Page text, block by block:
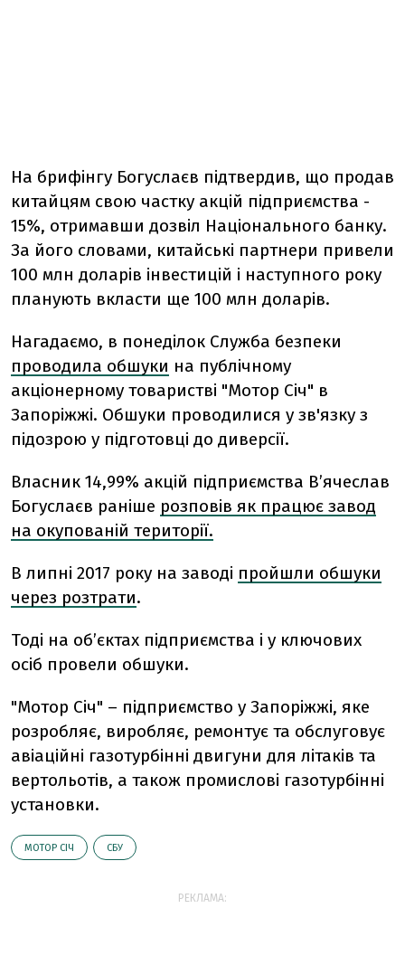
На брифінгу Богуслаєв підтвердив, що продав
китайцям свою частку акцій підприємства -
15%, отримавши дозвіл Національного банку.
За його словами, китайські партнери привели
100 млн доларів інвестицій і наступного року
планують вкласти ще 100 млн доларів.
Нагадаємо, в понеділок Служба безпеки
проводила обшуки на публічному
акціонерному товаристві "Мотор Січ" в
Запоріжжі. Обшуки проводилися у зв'язку з
підозрою у підготовці до диверсії.
Власник 14,99% акцій підприємства В’ячеслав
Богуслаєв раніше розповів як працює завод
на окупованій території.
В липні 2017 року на заводі пройшли обшуки
через розтрати.
Тоді на об’єктах підприємства і у ключових
осіб провели обшуки.
"Мотор Січ" – підприємство у Запоріжжі, яке
розробляє, виробляє, ремонтує та обслуговує
авіаційні газотурбінні двигуни для літаків та
вертольотів, а також промислові газотурбінні
установки.
МОТОР СІЧ СБУ
РЕКЛАМА: